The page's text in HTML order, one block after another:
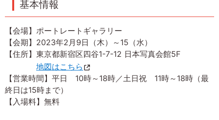
基本情報
【会場】ポートレートギャラリー
【会期】2023年2月9日（木）～15（水）
【住所】東京都新宿区四谷1-7-12 日本写真会館5F
地図はこちら
【営業時間】平日 10時～18時／土日祝 11時～18時（最
終日は15時まで）
【入場料】無料